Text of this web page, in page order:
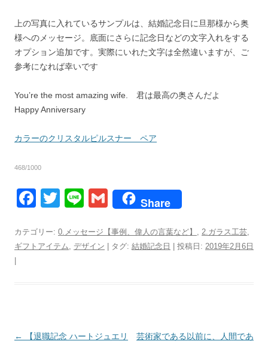
上の写真に入れているサンプルは、結婚記念日に旦那様から奥
様へのメッセージ。底面にさらに記念日などの文字入れをする
オプション追加です。実際にいれた文字は全然違いますが、ご
参考になれば幸いです
You’re the most amazing wife. 君は最高の奥さんだよ
Happy Anniversary
カラーのクリスタルピルスナー ペア
468/1000
F
c
e
k
T
tt
er
Li
e
G
ail
Share
カテゴリー: 0.メッセージ【事例、偉人の言葉など】 2.ガラス工芸
ギフトアイテム
デザイン | タグ: 結婚記念日 | 投稿日: 2019年2月6日
投
←
【退職記念 ハートジュエリ
芸術家である以前に、人間であ